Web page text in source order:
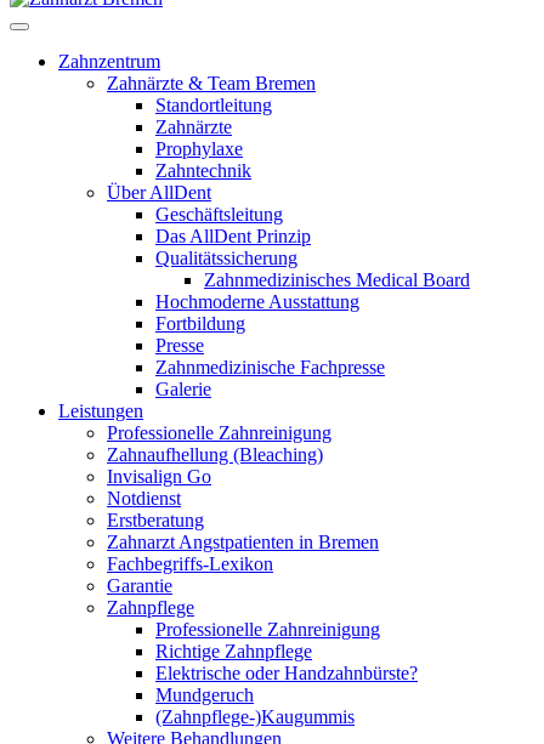
Zahnzentrum
Zahnärzte & Team Bremen
Standortleitung
Zahnärzte
Prophylaxe
Zahntechnik
Über AllDent
Geschäftsleitung
Das AllDent Prinzip
Qualitätssicherung
Zahnmedizinisches Medical Board
Hochmoderne Ausstattung
Fortbildung
Presse
Zahnmedizinische Fachpresse
Galerie
Leistungen
Professionelle Zahnreinigung
Zahnaufhellung (Bleaching)
Invisalign Go
Notdienst
Erstberatung
Zahnarzt Angstpatienten in Bremen
Fachbegriffs-Lexikon
Garantie
Zahnpflege
Professionelle Zahnreinigung
Richtige Zahnpflege
Elektrische oder Handzahnbürste?
Mundgeruch
(Zahnpflege-)Kaugummis
Weitere Behandlungen